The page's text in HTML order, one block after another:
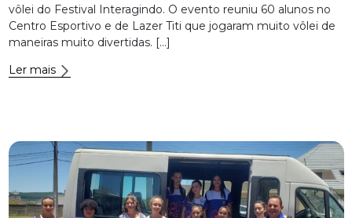
vôlei do Festival Interagindo. O evento reuniu 60 alunos no
Centro Esportivo e de Lazer Titi que jogaram muito vôlei de
maneiras muito divertidas. […]
Ler mais